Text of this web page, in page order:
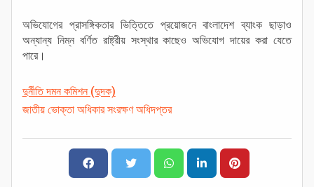
অভিযোগের প্রাসঙ্গিকতার ভিত্তিতে প্রয়োজনে বাংলাদেশ ব্যাংক ছাড়াও
অন্যান্য নিম্ন বর্ণিত রাষ্ট্রীয় সংস্থার কাছেও অভিযোগ দায়ের করা যেতে
পারে।
দুর্নীতি দমন কমিশন (দুদক)
জাতীয় ভোক্তা অধিকার সংরক্ষণ অধিদপ্তর